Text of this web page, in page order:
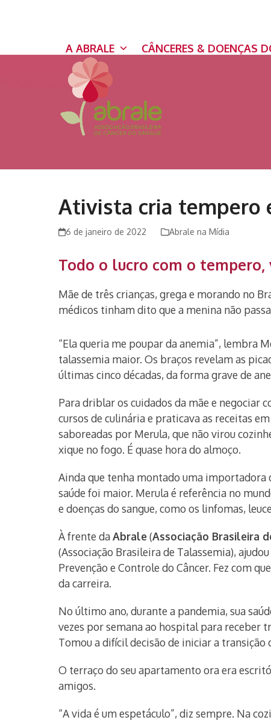
A ABRALE CÂNCERES & DOENÇAS
Ativista cria tempero
6 de janeiro de 2022 Abrale na Mídia
Todo o lucro com o
Mãe de três crianças, grega e morando no
médicos tinham dito que a menina não
“Ela queria me poupar da anemia”, lembra
talassemia maior. Os braços revelam as
últimas cinco décadas, da forma grave de
Para driblar os cuidados da mãe e negociar
cursos de culinária e praticava as receitas
saboreadas por Merula, que não virou
xique no fogo. É quase hora do almoço.
Ainda que tenha montado uma importadora
saúde foi maior. Merula é referência no
e doenças do sangue, como os linfomas,
À frente daAbrale(Associação Brasileira
(Associação Brasileira de Talassemia),
Prevenção e Controle do Câncer. Fez com
da carreira.
No último ano, durante a pandemia, sua
vezes por semana ao hospital para receber
Tomou a difícil decisão de iniciar a transição
O terraço do seu apartamento ora era
amigos.
“A vida é um espetáculo”, diz sempre. Na